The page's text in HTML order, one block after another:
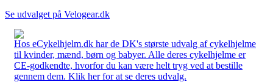
Se udvalget på Velogear.dk
Hos eCykelhjelm.dk har de DK's største udvalg af cykelhjelme
til kvinder, mænd, børn og babyer. Alle deres cykelhjelme er
CE-godkendte, hvorfor du kan være helt tryg ved at bestille
gennem dem. Klik her for at se deres udvalg.